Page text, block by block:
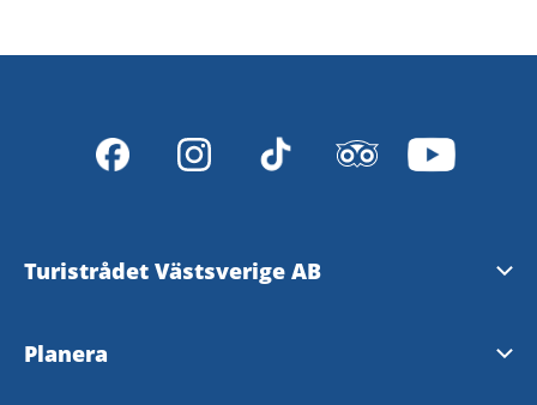
Turistrådet Västsverige AB
Tipsa om evenemang
Planera